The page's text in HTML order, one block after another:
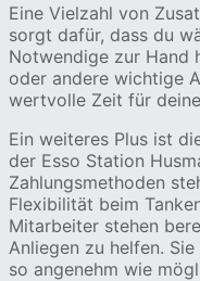
Eine Vielzahl von
sorgt dafür, dass du
Notwendige zur Hand
oder andere wichtige
wertvolle Zeit für
Ein weiteres Plus ist
der Esso Station
Zahlungsmethoden
Flexibilität beim
Mitarbeiter stehen
Anliegen zu helfen.
so angenehm wie